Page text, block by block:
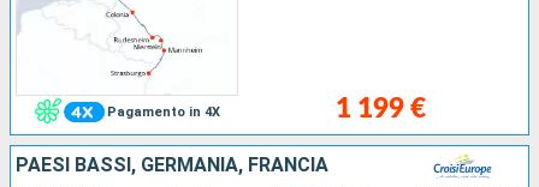
Pagamento in 4X 1 199 €
PAESI BASSI, GERMANIA, FRANCIA